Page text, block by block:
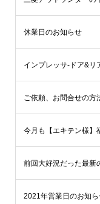
休業日のお知らせ
ご依頼、お問合せの方
2021年営業日のお知ら